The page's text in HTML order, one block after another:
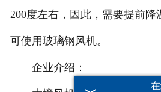
200度左右，因此，需要提前降
可使用玻璃钢风机。
企业介绍：